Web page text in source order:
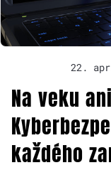
22.
Na veku
každého